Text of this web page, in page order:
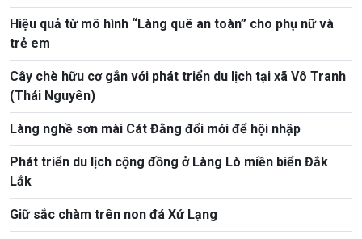
Hiệu quả từ mô hình “Làng quê an toàn” cho phụ nữ và
trẻ em
Cây chè hữu cơ gắn với phát triển du lịch tại xã Vô Tranh
(Thái Nguyên)
Làng nghề sơn mài Cát Đằng đổi mới để hội nhập
Phát triển du lịch cộng đồng ở Làng Lò miền biển Đắk
Lắk
Giữ sắc chàm trên non đá Xứ Lạng